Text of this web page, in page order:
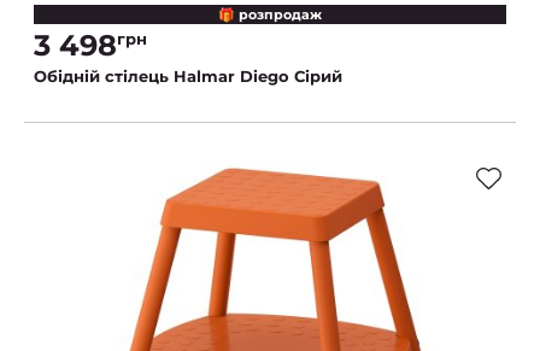
🎁 розпродаж
3 498грн
Обідній стілець Halmar Diego Сірий